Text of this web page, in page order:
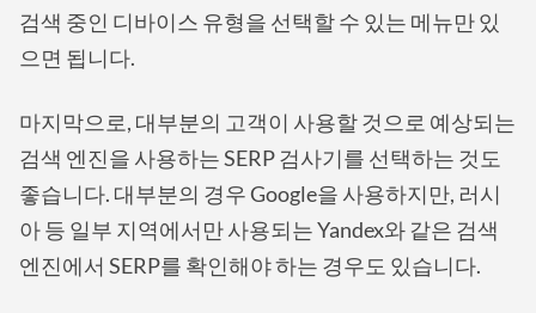
검색 중인 디바이스 유형을 선택할 수 있는 메뉴만 있
으면 됩니다.
마지막으로, 대부분의 고객이 사용할 것으로 예상되는
검색 엔진을 사용하는 SERP 검사기를 선택하는 것도
좋습니다. 대부분의 경우 Google을 사용하지만, 러시
아 등 일부 지역에서만 사용되는 Yandex와 같은 검색
엔진에서 SERP를 확인해야 하는 경우도 있습니다.